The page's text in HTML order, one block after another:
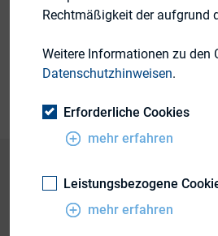
Themengebiete
Publikationsform
Edelman’s report
Rechtmäßigkeit der aufgrund
Weitere Informationen zu den
Datenschutzhinweisen.
Erforderliche Cookies
mehr erfahren
Leistungsbezogene
mehr erfahren